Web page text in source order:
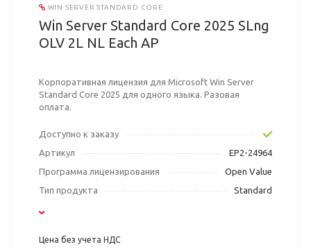
WIN SERVER STANDARD CORE
Win Server Standard Core 2025 SLng
OLV 2L NL Each AP
Корпоративная лицензия для Microsoft Win Server
Standard Core 2025 для одного языка. Разовая
оплата.
Доступно к заказу
Артикул
EP2-24964
Программа лицензирования
Open Value
Тип продукта
Standard
Цена без учета НДС